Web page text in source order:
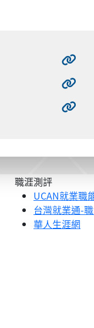
職涯測評
UCAN就業職
台灣就業通-
華人生涯網